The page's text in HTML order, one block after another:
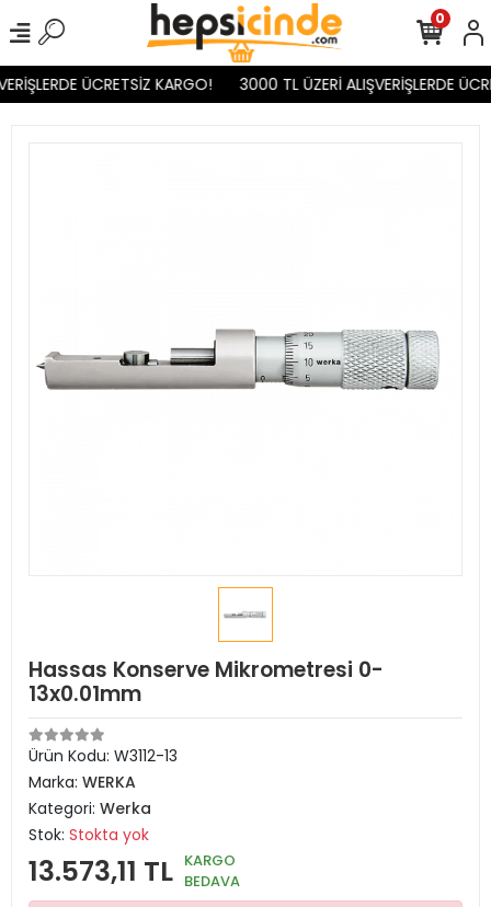
ÜCRETSİZ KARGO! 3000 TL ÜZERİ ALIŞVERİŞLERDE
0
Hassas Konserve Mikrometresi 0-
13x0.01mm
Ürün Kodu: W3112-13
Marka: WERKA
Kategori: Werka
Stok: Stokta yok
13.573,11 TL KARGO
BEDAVA